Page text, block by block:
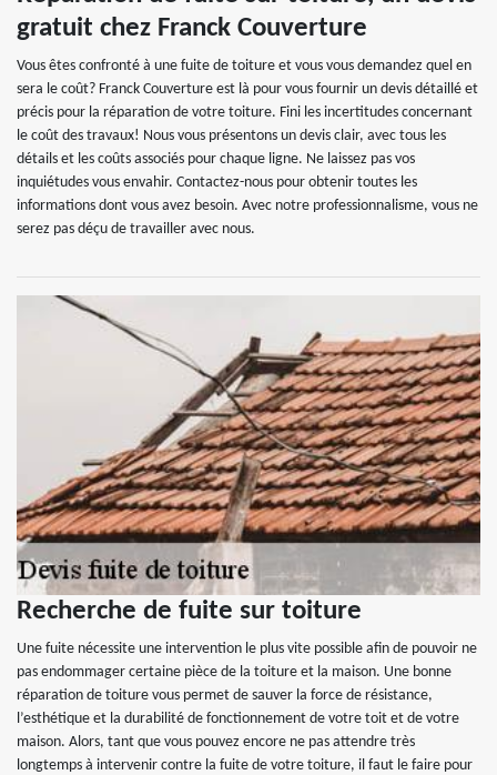
gratuit chez Franck Couverture
Vous êtes confronté à une fuite de toiture et vous vous demandez quel en
sera le coût? Franck Couverture est là pour vous fournir un devis détaillé et
précis pour la réparation de votre toiture. Fini les incertitudes concernant
le coût des travaux! Nous vous présentons un devis clair, avec tous les
détails et les coûts associés pour chaque ligne. Ne laissez pas vos
inquiétudes vous envahir. Contactez-nous pour obtenir toutes les
informations dont vous avez besoin. Avec notre professionnalisme, vous ne
serez pas déçu de travailler avec nous.
Recherche de fuite sur toiture
Une fuite nécessite une intervention le plus vite possible afin de pouvoir ne
pas endommager certaine pièce de la toiture et la maison. Une bonne
réparation de toiture vous permet de sauver la force de résistance,
l’esthétique et la durabilité de fonctionnement de votre toit et de votre
maison. Alors, tant que vous pouvez encore ne pas attendre très
longtemps à intervenir contre la fuite de votre toiture, il faut le faire pour